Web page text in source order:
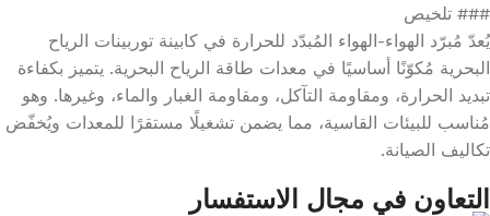
### تلخيص
يُعدّ مُبرّد الهواء-الهواء المُبدّد للحرارة في كابينة توربينات الرياح
البحرية مُكوّنًا أساسيًا في معدات طاقة الرياح البحرية. يتميز بكفاءة
تبديد الحرارة، ومقاومة التآكل، ومقاومة الغبار والماء، وغيرها. وهو
مُناسب للبيئات القاسية، مما يضمن تشغيلًا مستقرًا للمعدات ويُخفّض
تكاليف الصيانة.
التعاون في مجال الاستفسار